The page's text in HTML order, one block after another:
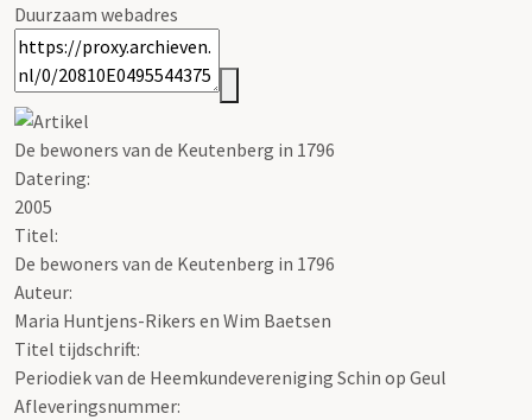
Duurzaam webadres
De bewoners van de Keutenberg in 1796
Datering:
2005
Titel:
De bewoners van de Keutenberg in 1796
Auteur:
Maria Huntjens-Rikers en Wim Baetsen
Titel tijdschrift:
Periodiek van de Heemkundevereniging Schin op Geul
Afleveringsnummer: